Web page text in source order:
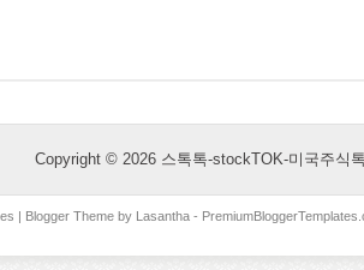
Copyright © 2026 스톡톡-stockTOK-미국주식
| Blogger Theme by Lasantha-